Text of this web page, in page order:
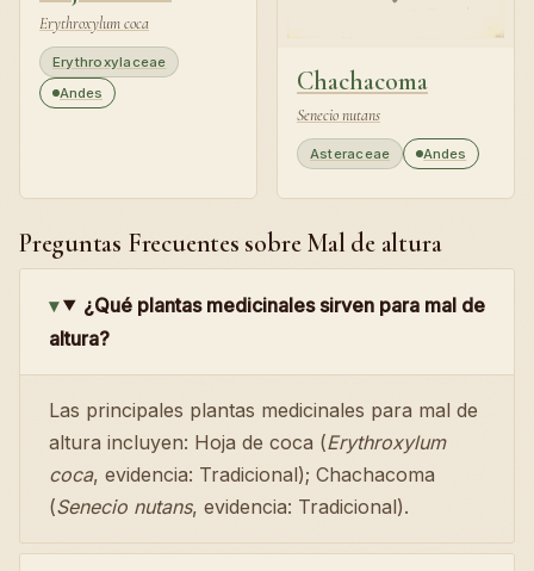
Erythroxylum coca
Erythroxylaceae
Andes
Chachacoma
Senecio nutans
Asteraceae Andes
Preguntas Frecuentes sobre Mal de altura
¿Qué plantas medicinales sirven para mal de
altura?
Las principales plantas medicinales para mal de
altura incluyen: Hoja de coca (Erythroxylum
coca, evidencia: Tradicional); Chachacoma
(Senecio nutans, evidencia: Tradicional).